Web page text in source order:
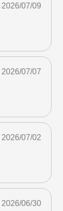
2026/07/09
2026/07/07
2026/07/02
2026/06/30